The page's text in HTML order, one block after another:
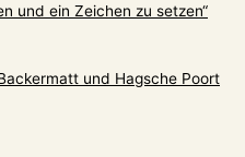
und ein Zeichen zu setzen“
und Hagsche Poort